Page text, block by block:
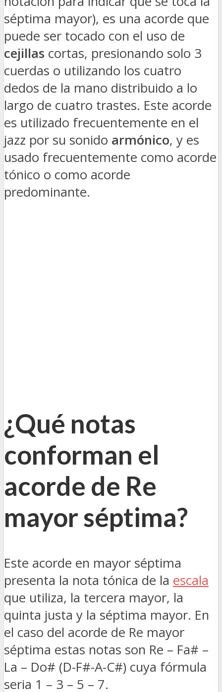
séptima mayor), es una acorde que
puede ser tocado con el uso de
cejillas cortas, presionando solo 3
cuerdas o utilizando los cuatro
dedos de la mano distribuido a lo
largo de cuatro trastes. Este acorde
es utilizado frecuentemente en el
jazz por su sonido armónico, y es
usado frecuentemente como acorde
tónico o como acorde
predominante.
¿Qué notas
conforman el
acorde de Re
mayor séptima?
Este acorde en mayor séptima
presenta la nota tónica de la escala
que utiliza, la tercera mayor, la
quinta justa y la séptima mayor. En
el caso del acorde de Re mayor
séptima estas notas son Re – Fa# –
La – Do# (D-F#-A-C#) cuya fórmula
seria 1 – 3 – 5 – 7.